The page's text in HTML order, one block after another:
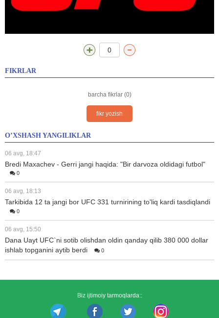
0
FIKRLAR
barcha fikrlar (0)
fikr yozish
O’XSHASH YANGILIKLAR
06 avg, 18:47
Bredi Maxachev - Gerri jangi haqida: "Bir darvoza oldidagi futbol"
0
06 avg, 18:13
Tarkibida 12 ta jangi bor UFC 331 turnirining to'liq kardi tasdiqlandi
0
06 avg, 15:50
Dana Uayt UFC`ni sotib olishdan oldin qanday qilib 380 000 dollar
ishlab topganini aytib berdi
0
Biz ijtimoiy tarmoqlarda::